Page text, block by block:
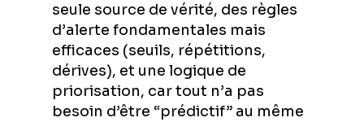
seule source de vérité, des règles
d’alerte fondamentales mais
efficaces (seuils, répétitions,
dérives), et une logique de
priorisation, car tout n’a pas
besoin d’être “prédictif” au même